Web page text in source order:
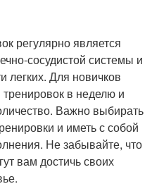
регулярно является
сосудистой системы и
легких. Для новичков
тренировок в неделю и
Важно выбирать
и иметь с собой
Не забывайте, что
вам достичь своих